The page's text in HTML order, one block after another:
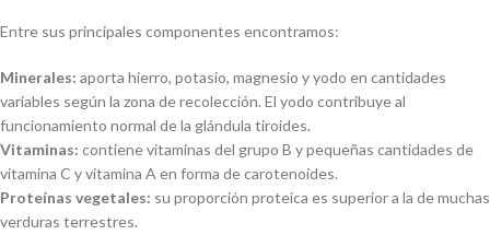
Entre sus principales componentes encontramos:
Minerales: aporta hierro, potasio, magnesio y yodo en cantidades
variables según la zona de recolección. El yodo contribuye al
funcionamiento normal de la glándula tiroides.
Vitaminas: contiene vitaminas del grupo B y pequeñas cantidades de
vitamina C y vitamina A en forma de carotenoides.
Proteínas vegetales: su proporción proteica es superior a la de muchas
verduras terrestres.